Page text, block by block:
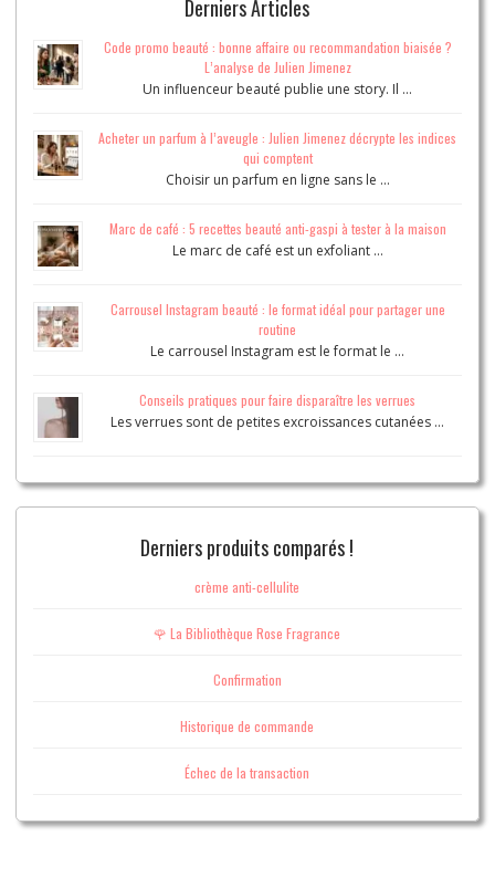
Derniers Articles
Code promo beauté : bonne affaire ou recommandation biaisée ?
L’analyse de Julien Jimenez
Un influenceur beauté publie une story. Il …
Acheter un parfum à l’aveugle : Julien Jimenez décrypte les indices
qui comptent
Choisir un parfum en ligne sans le …
Marc de café : 5 recettes beauté anti-gaspi à tester à la maison
Le marc de café est un exfoliant …
Carrousel Instagram beauté : le format idéal pour partager une
routine
Le carrousel Instagram est le format le …
Conseils pratiques pour faire disparaître les verrues
Les verrues sont de petites excroissances cutanées …
Derniers produits comparés !
crème anti-cellulite
🌹 La Bibliothèque Rose Fragrance
Confirmation
Historique de commande
Échec de la transaction